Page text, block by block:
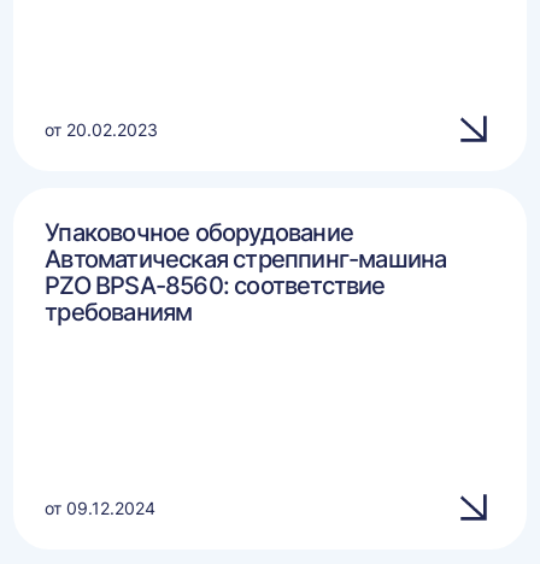
от 20.02.2023
Упаковочное оборудование
Автоматическая стреппинг-машина
PZO BPSA-8560: соответствие
требованиям
от 09.12.2024